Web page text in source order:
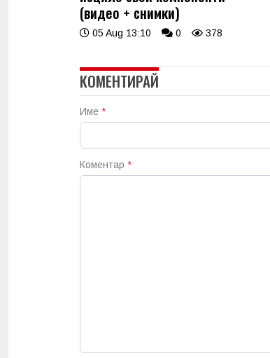
(видео + снимки)
05 Aug 13:10 0 378
КОМЕНТИРАЙ
Име *
Коментар *